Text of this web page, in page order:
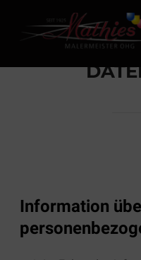
Information